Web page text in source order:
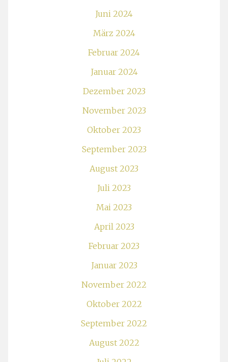
Juni 2024
März 2024
Februar 2024
Januar 2024
Dezember 2023
November 2023
Oktober 2023
September 2023
August 2023
Juli 2023
Mai 2023
April 2023
Februar 2023
Januar 2023
November 2022
Oktober 2022
September 2022
August 2022